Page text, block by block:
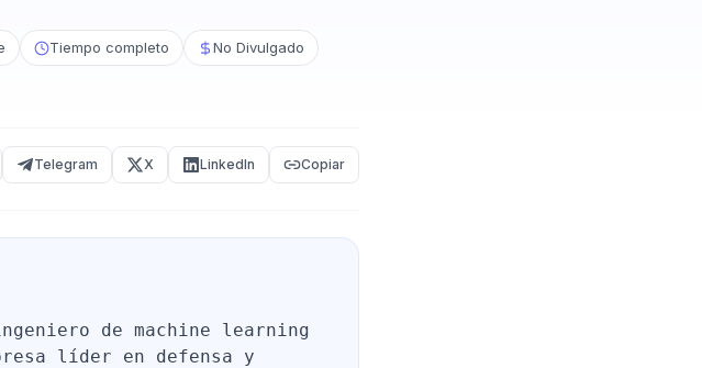
Tiempo completo No Divulgado
Telegram X LinkedIn Copiar
de machine learning
líder en defensa y